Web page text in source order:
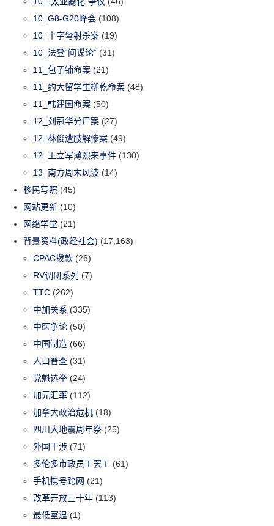
10_G8-G20峰会 (108)
10_十字弩射杀案 (19)
10_法登“间谍论” (31)
11_包子铺命案 (21)
11_约大留学生柳乾命案 (48)
11_韩建国命案 (50)
12_刘冠华分尸案 (27)
12_林俊遭肢解惨案 (49)
12_王立军薄熙来事件 (130)
13_南方周末风波 (14)
移民写照 (45)
网站更新 (10)
网络学堂 (21)
背景资料(政经社会) (17,163)
CPAC拨款 (26)
RV调研系列 (7)
TTC (262)
中加关系 (335)
中医争论 (50)
中国制造 (66)
人口普查 (31)
党魁选举 (24)
加元汇率 (112)
加拿大政治危机 (18)
四川大地震周年祭 (25)
外国干涉 (71)
多伦多市政员工罢工 (61)
手机携号跨网 (21)
改革开放三十年 (113)
最低室温 (1)